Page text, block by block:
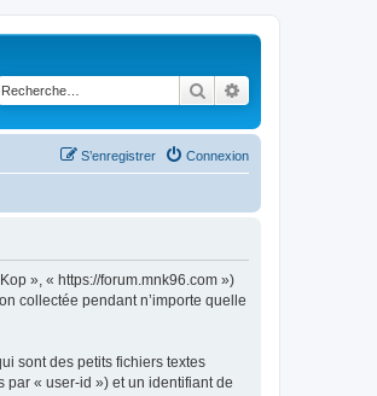
Rechercher
Connexion
S’enregistrer
», « https://forum.mnk96.com »)
collectée pendant n’importe quelle
sont des petits fichiers textes
par « user-id ») et un identifiant de